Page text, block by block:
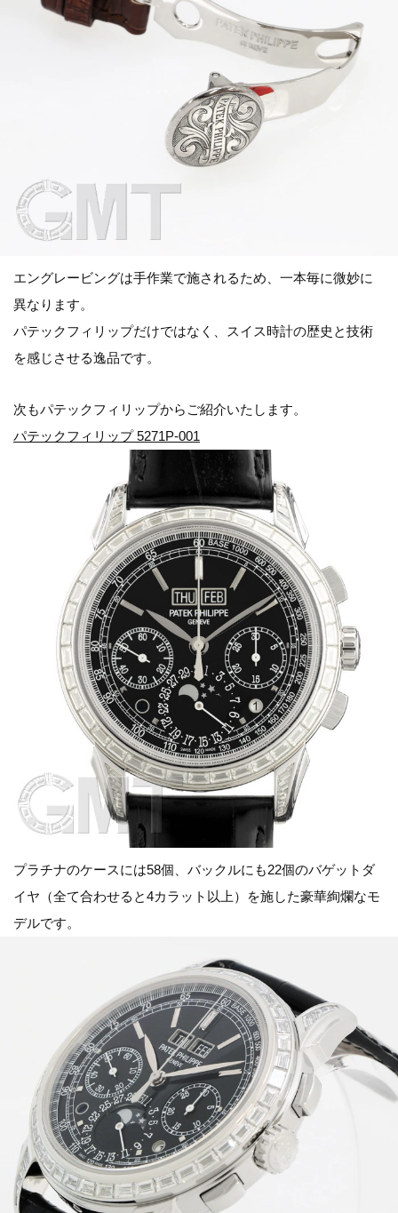
エングレービングは手作業で施されるため、一本毎に微妙に
異なります。
パテックフィリップだけではなく、スイス時計の歴史と技術
を感じさせる逸品です。
次もパテックフィリップからご紹介いたします。
パテックフィリップ 5271P-001
プラチナのケースには58個、バックルにも22個のバゲットダ
イヤ（全て合わせると4カラット以上）を施した豪華絢爛なモ
デルです。